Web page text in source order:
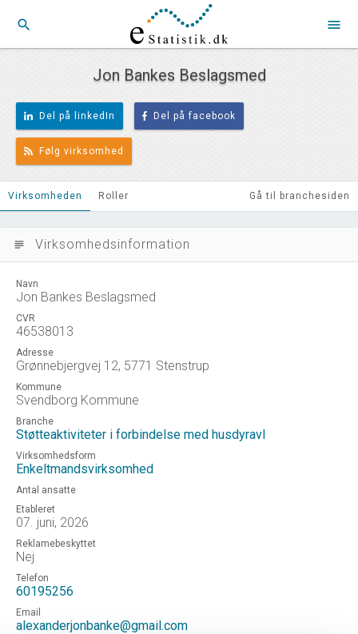
search menu
Jon Bankes Beslagsmed
Del på linkedIn Del på facebook
Følg virksomhed
Virksomheden Roller Gå til branchesiden
subject Virksomhedsinformation
Navn
Jon Bankes Beslagsmed
CVR
46538013
Adresse
Grønnebjergvej 12, 5771 Stenstrup
Kommune
Svendborg Kommune
Branche
Støtteaktiviteter i forbindelse med husdyravl
Virksomhedsform
Enkeltmandsvirksomhed
Antal ansatte
Etableret
07. juni, 2026
Reklamebeskyttet
Nej
Telefon
60195256
Email
alexanderjonbanke@gmail.com